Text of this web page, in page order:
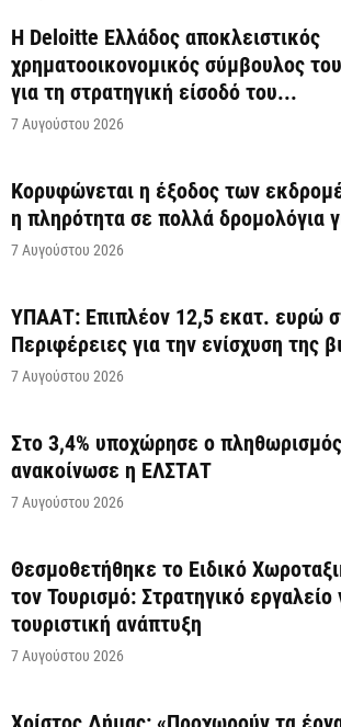
Η Deloitte Ελλάδος αποκλειστικός
χρηματοοικονομικός σύμβουλος
για τη στρατηγική είσοδό του...
7 Αυγούστου 2026
Κορυφώνεται η έξοδος των
η πληρότητα σε πολλά δρομολόγια
7 Αυγούστου 2026
ΥΠΑΑΤ: Επιπλέον 12,5 εκατ. ευρώ
Περιφέρειες για την ενίσχυση της
7 Αυγούστου 2026
Στο 3,4% υποχώρησε ο πληθωρισμός
ανακοίνωσε η ΕΛΣΤΑΤ
7 Αυγούστου 2026
Θεσμοθετήθηκε το Ειδικό
τον Τουρισμό: Στρατηγικό εργαλείο
τουριστική ανάπτυξη
7 Αυγούστου 2026